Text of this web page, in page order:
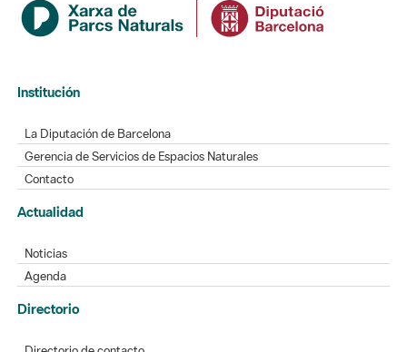
Institución
La Diputación de Barcelona
Gerencia de Servicios de Espacios Naturales
Contacto
Actualidad
Noticias
Agenda
Directorio